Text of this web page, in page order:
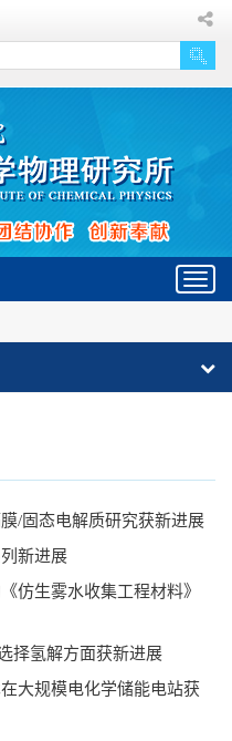
/固态电解质研究获新进展
新进展
仿生雾水收集工程材料》
择氢解方面获新进展
大规模电化学储能电站获